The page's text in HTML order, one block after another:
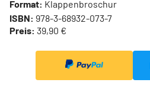
Format: Klappenbroschur
ISBN: 978-3-68932-073-7
Preis: 39,90 €